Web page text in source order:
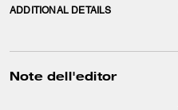
ADDITIONAL DETAILS
Note dell'editor